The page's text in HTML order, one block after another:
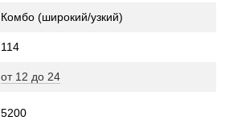
Комбо (широкий/узкий)
114
от 12 до 24
5200